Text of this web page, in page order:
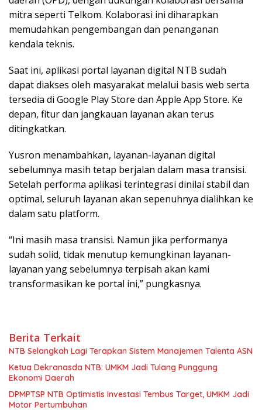
mitra seperti Telkom. Kolaborasi ini diharapkan
memudahkan pengembangan dan penanganan
kendala teknis.
Saat ini, aplikasi portal layanan digital NTB sudah
dapat diakses oleh masyarakat melalui basis web serta
tersedia di Google Play Store dan Apple App Store. Ke
depan, fitur dan jangkauan layanan akan terus
ditingkatkan.
Yusron menambahkan, layanan-layanan digital
sebelumnya masih tetap berjalan dalam masa transisi.
Setelah performa aplikasi terintegrasi dinilai stabil dan
optimal, seluruh layanan akan sepenuhnya dialihkan ke
dalam satu platform.
“Ini masih masa transisi. Namun jika performanya
sudah solid, tidak menutup kemungkinan layanan-
layanan yang sebelumnya terpisah akan kami
transformasikan ke portal ini,” pungkasnya.
Berita Terkait
NTB Selangkah Lagi Terapkan Sistem Manajemen Talenta ASN
Ketua Dekranasda NTB: UMKM Jadi Tulang Punggung
Ekonomi Daerah
DPMPTSP NTB Optimistis Investasi Tembus Target, UMKM Jadi
Motor Pertumbuhan